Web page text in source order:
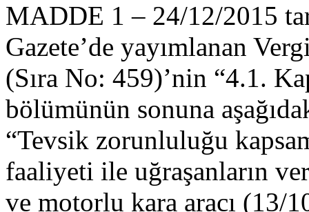
MADDE 1 – 24/12/2015
Gazete’de yayımlanan
(Sıra No: 459)’nin “4.1.
bölümünün sonuna
“Tevsik zorunluluğu
faaliyeti ile uğraşanların
ve motorlu kara aracı (13/